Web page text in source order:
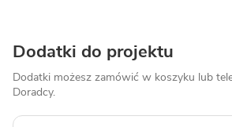
Dodatki do projektu
Dodatki możesz zamówić w koszyku lub
Doradcy.